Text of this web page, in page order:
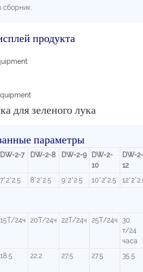
продукта
для зеленого лука
параметры
DW-2-7 DW-2-8 DW-2-9
DW-2-
10
DW-2-
12
7*2*2.5 8*2*2.5 9*2*2.5 10*2*2.5
15Т/24ч 20Т/24ч 22Т/24ч 25Т/24ч
30
т/24
часа
18.5 22.2 27.5 27.5 35.5